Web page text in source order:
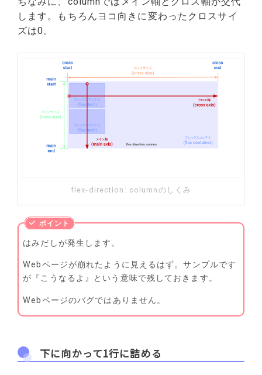
します。もちろんヨコ向きに変わったクロスサイ
ズは0。
flex-direction: columnのしくみ
はみだしが発生します。
Webページが崩れたように見えるはず。サンプルです
が『こうなるよ』という意味で残しておきます。
Webページのバグではありません。
下に向かって1行に詰める